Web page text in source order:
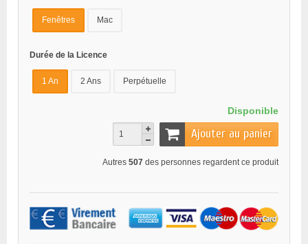
Fenêtres Mac
Durée de la Licence
1 An 2 Ans Perpétuelle
Disponible
Ajouter au panier
Autres 507 des personnes regardent ce produit